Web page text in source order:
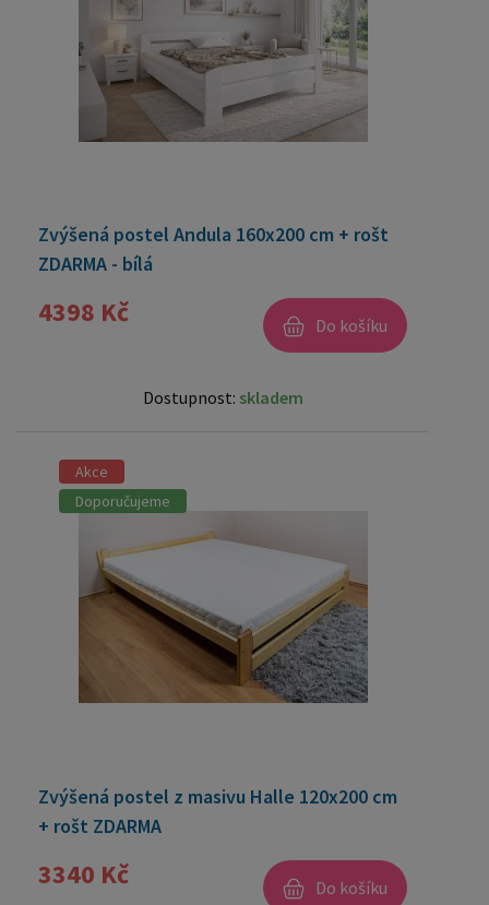
Zvýšená postel Andula 160x200 cm + rošt
ZDARMA - bílá
4398 Kč Do košíku
Dostupnost: skladem
Akce
Doporučujeme
Zvýšená postel z masivu Halle 120x200 cm
+ rošt ZDARMA
3340 Kč Do košíku